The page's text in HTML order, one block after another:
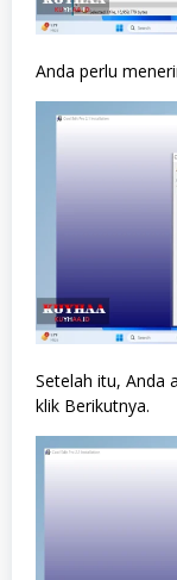
Anda perlu
Setelah itu, Anda
klik Berikutnya.